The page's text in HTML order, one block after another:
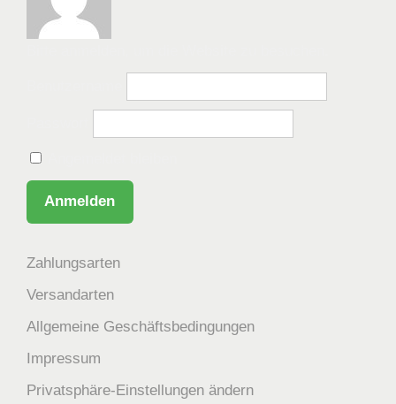
Zahlungsarten
Versandarten
Allgemeine Geschäftsbedingungen
Impressum
Privatsphäre-Einstellungen ändern